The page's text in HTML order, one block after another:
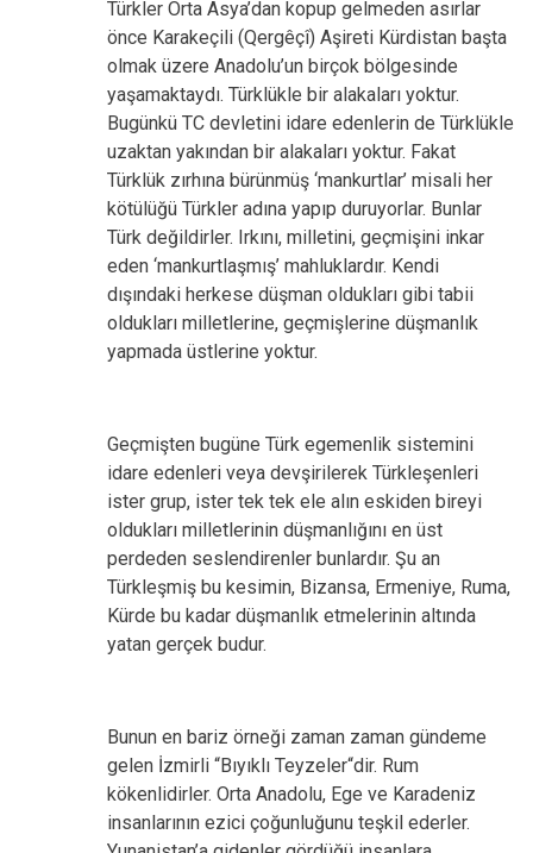
Türkler Orta Asya’dan kopup gelmeden asırlar
önce Karakeçili (Qergêçî) Aşireti Kürdistan başta
olmak üzere Anadolu’un birçok bölgesinde
yaşamaktaydı. Türklükle bir alakaları yoktur.
Bugünkü TC devletini idare edenlerin de Türklükle
uzaktan yakından bir alakaları yoktur. Fakat
Türklük zırhına bürünmüş ‘mankurtlar’ misali her
kötülüğü Türkler adına yapıp duruyorlar. Bunlar
Türk değildirler. Irkını, milletini, geçmişini inkar
eden ‘mankurtlaşmış’ mahluklardır. Kendi
dışındaki herkese düşman oldukları gibi tabii
oldukları milletlerine, geçmişlerine düşmanlık
yapmada üstlerine yoktur.
Geçmişten bugüne Türk egemenlik sistemini
idare edenleri veya devşirilerek Türkleşenleri
ister grup, ister tek tek ele alın eskiden bireyi
oldukları milletlerinin düşmanlığını en üst
perdeden seslendirenler bunlardır. Şu an
Türkleşmiş bu kesimin, Bizansa, Ermeniye, Ruma,
Kürde bu kadar düşmanlık etmelerinin altında
yatan gerçek budur.
Bunun en bariz örneği zaman zaman gündeme
gelen İzmirli “Bıyıklı Teyzeler“dir. Rum
kökenlidirler. Orta Anadolu, Ege ve Karadeniz
insanlarının ezici çoğunluğunu teşkil ederler.